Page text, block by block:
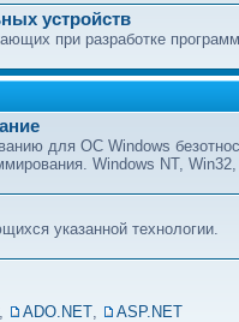
устройств
при разработке
для ОС Windows
Windows NT,
указанной технологии.
, ADO.NET, ASP.NET